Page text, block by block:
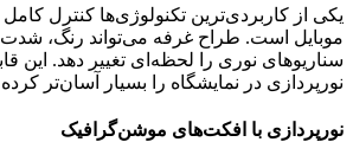
یکی از کاربردی‌ترین تکنولوژی‌ها کنترل
موبایل است. طراح غرفه می‌تواند رنگ، شدت
سناریوهای نوری را لحظه‌ای تغییر دهد. این
نورپردازی در نمایشگاه را بسیار آسان‌تر
نورپردازی با افکت‌های موشن‌گرافیک